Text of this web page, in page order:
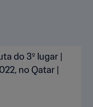
do 3º lugar |
no Qatar |